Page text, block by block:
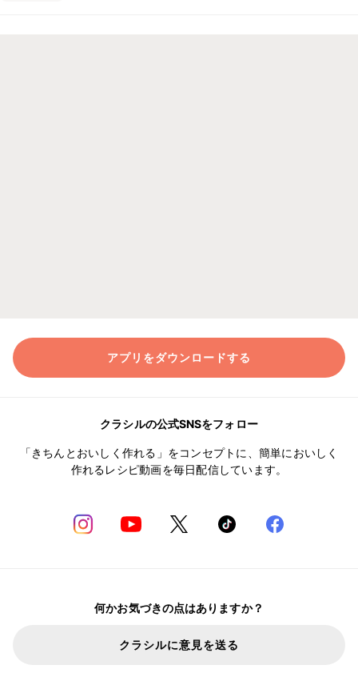
アプリをダウンロードする
クラシルの公式SNSをフォロー
「きちんとおいしく作れる」をコンセプトに、簡単においしく
作れるレシピ動画を毎日配信しています。
何かお気づきの点はありますか？
クラシルに意見を送る